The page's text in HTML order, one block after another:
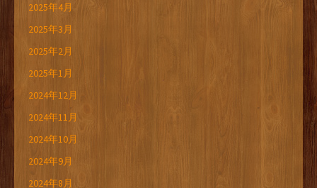
2025年4月
2025年3月
2025年2月
2025年1月
2024年12月
2024年11月
2024年10月
2024年9月
2024年8月